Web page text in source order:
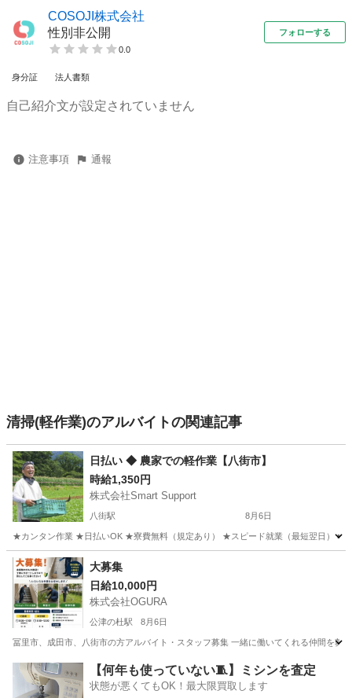
COSOJI株式会社
性別非公開
0.0
フォローする
身分証 法人書類
自己紹介文が設定されていません
注意事項 通報
清掃(軽作業)のアルバイトの関連記事
日払い ◆ 農家での軽作業【八街市】
時給1,350円
株式会社Smart Support
八街駅 8月6日
★カンタン作業 ★日払いOK ★寮費無料（規定あり） ★スピード就業（最短翌日） ■
千葉 八街市 八街駅
大募集
日給10,000円
株式会社OGURA
公津の杜駅 8月6日
冨里市、成田市、八街市の方アルバイト・スタッフ募集 一緒に働いてくれる仲間を
千葉 富里市 公津の杜駅 清掃
【何年も使っていない🧵】ミシンを査定
状態が悪くてもOK！最大限買取します